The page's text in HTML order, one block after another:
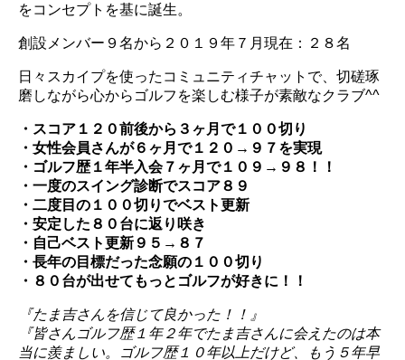
をコンセプトを基に誕生。
創設メンバー９名から２０１９年７月現在：２８名
日々スカイプを使ったコミュニティチャットで、切磋琢
磨しながら心からゴルフを楽しむ様子が素敵なクラブ^^
・スコア１２０前後から３ヶ月で１００切り
・女性会員さんが６ヶ月で１２０→９７を実現
・ゴルフ歴１年半入会７ヶ月で１０９→９８！！
・一度のスイング診断でスコア８９
・二度目の１００切りでベスト更新
・安定した８０台に返り咲き
・自己ベスト更新９５→８７
・長年の目標だった念願の１００切り
・８０台が出せてもっとゴルフが好きに！！
『たま吉さんを信じて良かった！！』
『皆さんゴルフ歴１年２年でたま吉さんに会えたのは本
当に羨ましい。ゴルフ歴１０年以上だけど、もう５年早